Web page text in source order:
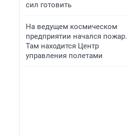
сил готовить
На ведущем космическом
предприятии начался пожар.
Там находится Центр
управления полетами